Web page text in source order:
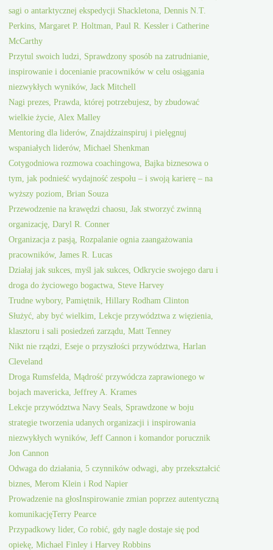
sagi o antarktycznej ekspedycji Shackletona, Dennis N.T.
Perkins, Margaret P. Holtman, Paul R. Kessler i Catherine
McCarthy
Przytul swoich ludzi, Sprawdzony sposób na zatrudnianie,
inspirowanie i docenianie pracowników w celu osiągania
niezwykłych wyników, Jack Mitchell
Nagi prezes, Prawda, której potrzebujesz, by zbudować
wielkie życie, Alex Malley
Mentoring dla liderów, Znajdźzainspiruj i pielęgnuj
wspaniałych liderów, Michael Shenkman
Cotygodniowa rozmowa coachingowa, Bajka biznesowa o
tym, jak podnieść wydajność zespołu – i swoją karierę – na
wyższy poziom, Brian Souza
Przewodzenie na krawędzi chaosu, Jak stworzyć zwinną
organizację, Daryl R. Conner
Organizacja z pasją, Rozpalanie ognia zaangażowania
pracowników, James R. Lucas
Działaj jak sukces, myśl jak sukces, Odkrycie swojego daru i
droga do życiowego bogactwa, Steve Harvey
Trudne wybory, Pamiętnik, Hillary Rodham Clinton
Służyć, aby być wielkim, Lekcje przywództwa z więzienia,
klasztoru i sali posiedzeń zarządu, Matt Tenney
Nikt nie rządzi, Eseje o przyszłości przywództwa, Harlan
Cleveland
Droga Rumsfelda, Mądrość przywódcza zaprawionego w
bojach mavericka, Jeffrey A. Krames
Lekcje przywództwa Navy Seals, Sprawdzone w boju
strategie tworzenia udanych organizacji i inspirowania
niezwykłych wyników, Jeff Cannon i komandor porucznik
Jon Cannon
Odwaga do działania, 5 czynników odwagi, aby przekształcić
biznes, Merom Klein i Rod Napier
Prowadzenie na głosInspirowanie zmian poprzez autentyczną
komunikacjęTerry Pearce
Przypadkowy lider, Co robić, gdy nagle dostaje się pod
opiekę, Michael Finley i Harvey Robbins